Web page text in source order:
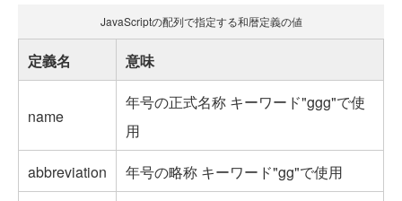
JavaScriptの配列で指定する和暦定義の値
定義名 意味
name
年号の正式名称 キーワード"ggg"で使
用
abbreviation
年号の略称 キーワード"gg"で使用